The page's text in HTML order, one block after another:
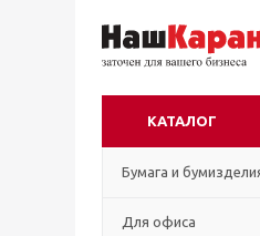
КАТАЛОГ
Бумага и
Для офиса